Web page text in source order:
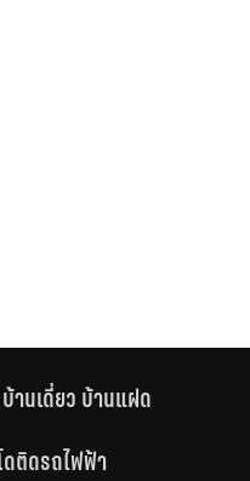
บ้านเดี่ยว บ้านแฝด
ดติดรถไฟฟ้า